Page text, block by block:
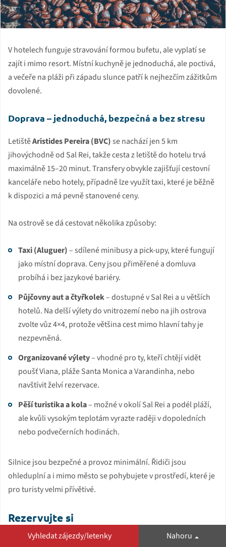
V hotelech funguje stravování formou bufetu, ale vyplatí se
zajít i mimo resort. Místní kuchyně je jednoduchá, ale poctivá,
a večeře na pláži při západu slunce patří k nejhezčím zážitkům
dovolené.
Doprava – jednoduchá, bezpečná a bez stresu
LetištěAristides Pereira (BVC)se nachází jen 5 km
jihovýchodně od Sal Rei, takže cesta z letiště do hotelu trvá
maximálně 15–20 minut. Transfery obvykle zajišťují cestovní
kanceláře nebo hotely, případně lze využít taxi, které je běžně
k dispozici a má pevně stanovené ceny.
Na ostrově se dá cestovat několika způsoby:
Taxi (Aluguer)– sdílené minibusy a pick-upy, které fungují
jako místní doprava. Ceny jsou přiměřené a domluva
probíhá i bez jazykové bariéry.
Půjčovny aut a čtyřkolek– dostupné v Sal Rei a u větších
hotelů. Na delší výlety do vnitrozemí nebo na jih ostrova
zvolte vůz 4×4, protože většina cest mimo hlavní tahy je
nezpevněná.
Organizované výlety– vhodné pro ty, kteří chtějí vidět
poušť Viana, pláže Santa Monica a Varandinha, nebo
navštívit želví rezervace.
Pěší turistika a kola– možné v okolí Sal Rei a podél pláží,
ale kvůli vysokým teplotám vyrazte raději v dopoledních
nebo podvečerních hodinách.
Silnice jsou bezpečné a provoz minimální. Řidiči jsou
ohleduplní a i mimo město se pohybujete v prostředí, které je
pro turisty velmi přívětivé.
Rezervujte si
Vyhledat zájezdy/letenky Nahoru